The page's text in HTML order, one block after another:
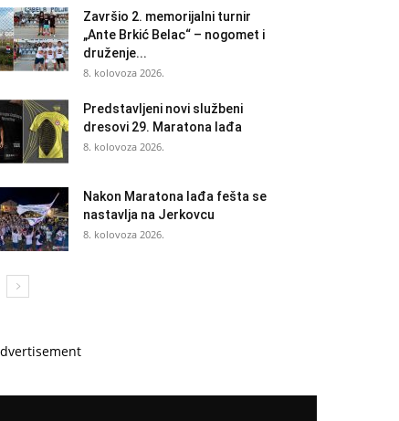
Završio 2. memorijalni turnir
„Ante Brkić Belac“ – nogomet i
druženje...
8. kolovoza 2026.
Predstavljeni novi službeni
dresovi 29. Maratona lađa
8. kolovoza 2026.
Nakon Maratona lađa fešta se
nastavlja na Jerkovcu
8. kolovoza 2026.